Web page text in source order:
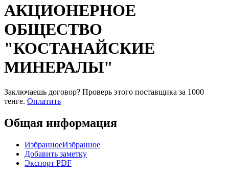
АКЦИОНЕРНОЕ
ОБЩЕСТВО
"КОСТАНАЙСКИЕ
МИНЕРАЛЫ"
Заключаешь договор? Проверь этого поставщика за 1000
тенге. Оплатить
Общая информация
ИзбранноеИзбранное
Добавить заметку
Экспорт PDF